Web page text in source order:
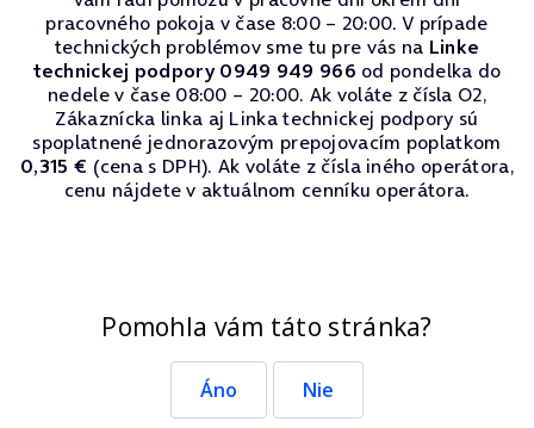
pracovného pokoja v čase 8:00 – 20:00. V prípade
technických problémov sme tu pre vás na Linke
technickej podpory 0949 949 966 od pondelka do
nedele v čase 08:00 – 20:00. Ak voláte z čísla O2,
Zákaznícka linka aj Linka technickej podpory sú
spoplatnené jednorazovým prepojovacím poplatkom
0,315 € (cena s DPH). Ak voláte z čísla iného operátora,
cenu nájdete v aktuálnom cenníku operátora.
Pomohla vám táto stránka?
Áno Nie